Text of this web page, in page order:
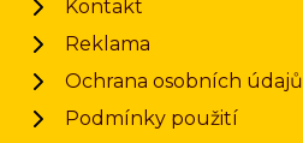
Kontakt
Reklama
Ochrana osobních údajů
Podmínky použití